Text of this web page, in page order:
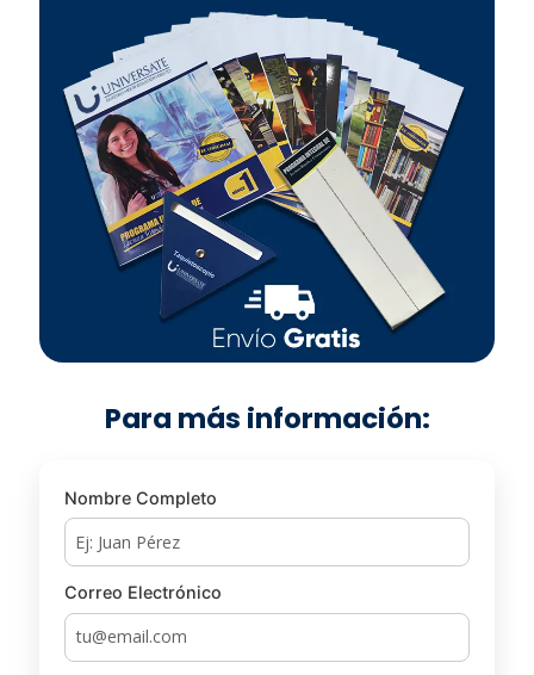
Para más información:
Nombre Completo
Correo Electrónico